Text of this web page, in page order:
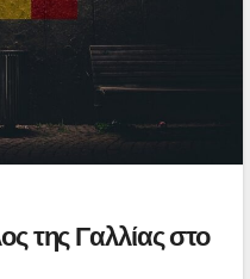
της Γαλλίας στο